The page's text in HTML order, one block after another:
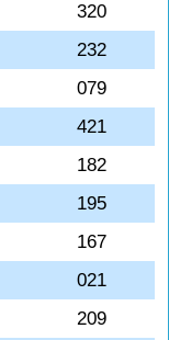
320
232
079
421
182
195
167
021
209